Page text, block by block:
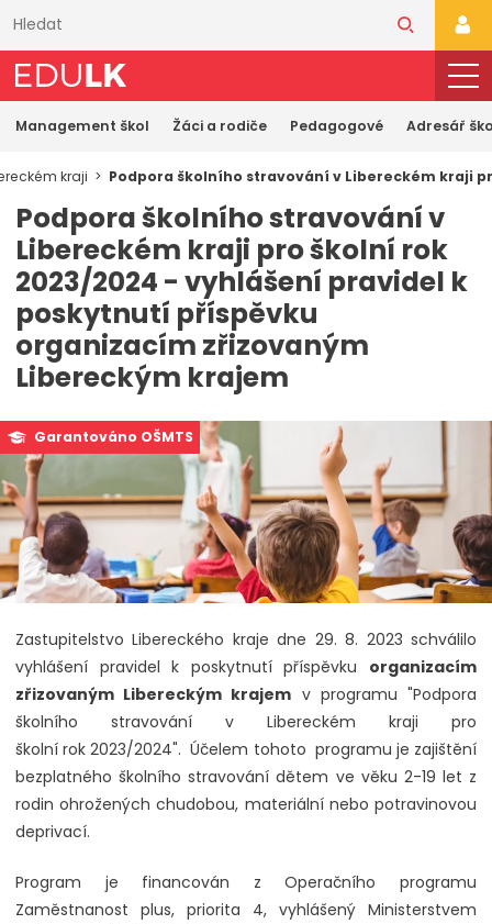
obsahu
Management škol Žáci a rodiče Pedagogové Adresář
kraji Podpora školního stravování v Libereckém kraji
Podpora školního stravování v
Libereckém kraji pro školní rok
2023/2024 - vyhlášení pravidel k
poskytnutí příspěvku
organizacím zřizovaným
Libereckým krajem
Garantováno OŠMTS
Zastupitelstvo Libereckého kraje dne 29. 8. 2023 schválilo
vyhlášení pravidel k poskytnutí příspěvku organizacím
zřizovaným Libereckým krajem v programu "Podpora
školního stravování v Libereckém kraji pro
školní rok 2023/2024". Účelem tohoto programu je zajištění
bezplatného školního stravování dětem ve věku 2-19 let z
rodin ohrožených chudobou, materiální nebo potravinovou
deprivací.
Program je financován z Operačního programu
Zaměstnanost plus, priorita 4, vyhlášený Ministerstvem